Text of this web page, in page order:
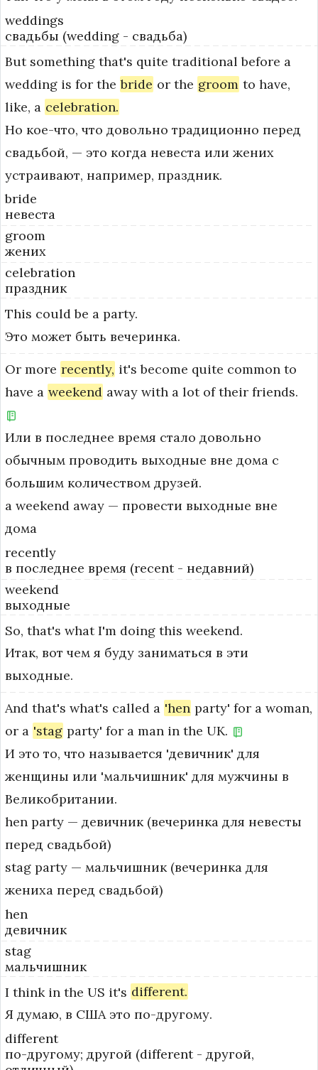
weddings
свадьбы (wedding - свадьба)
But something that's quite traditional before a
wedding is for the bride or the groom to have,
like, a celebration.
Но кое-что, что довольно традиционно перед
свадьбой, — это когда невеста или жених
устраивают, например, праздник.
bride
невеста
groom
жених
celebration
праздник
This could be a party.
Это может быть вечеринка.
Or more recently, it's become quite common to
have a weekend away with a lot of their friends.
Или в последнее время стало довольно
обычным проводить выходные вне дома с
большим количеством друзей.
a weekend away — провести выходные вне
дома
recently
в последнее время (recent - недавний)
weekend
выходные
So, that's what I'm doing this weekend.
Итак, вот чем я буду заниматься в эти
выходные.
And that's what's called a 'hen party' for a woman,
or a 'stag party' for a man in the UK.
И это то, что называется 'девичник' для
женщины или 'мальчишник' для мужчины в
Великобритании.
hen party — девичник (вечеринка для невесты
перед свадьбой)
stag party — мальчишник (вечеринка для
жениха перед свадьбой)
hen
девичник
stag
мальчишник
I think in the US it's different.
Я думаю, в США это по-другому.
different
по-другому; другой (different - другой,